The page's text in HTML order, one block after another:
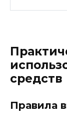
средств
Правила